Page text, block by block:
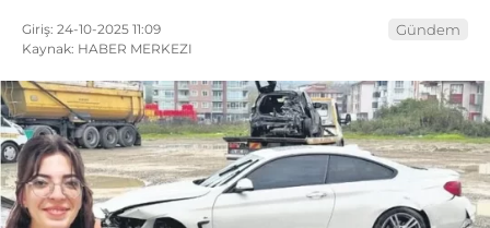
Giriş: 24-10-2025 11:09
Kaynak: HABER MERKEZI
Gündem